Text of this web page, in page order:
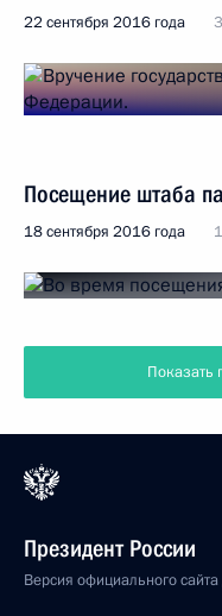
22 сентября 2016 года
Посещение штаба
18 сентября 2016 года
Показать
Президент России
Версия официального